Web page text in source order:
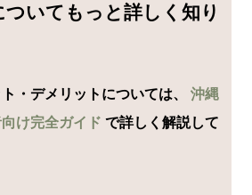
いてもっと詳しく知り
・デメリットについては、 沖縄
け完全ガイド で詳しく解説して